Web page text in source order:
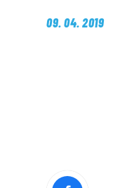
09. 04. 2019